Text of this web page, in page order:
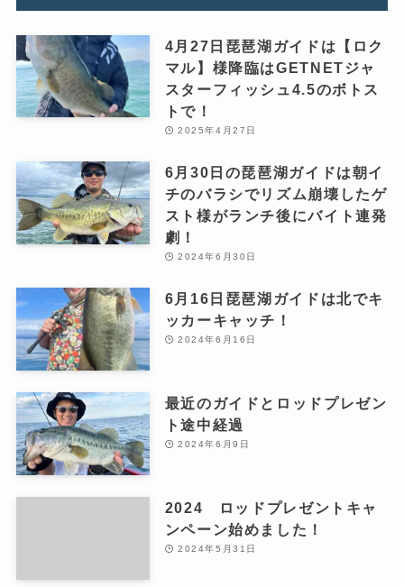
4月27日琵琶湖ガイドは【ロク
マル】様降臨はGETNETジャ
スターフィッシュ4.5のボトス
トで！
2025年4月27日
6月30日の琵琶湖ガイドは朝イ
チのバラシでリズム崩壊したゲ
スト様がランチ後にバイト連発
劇！
2024年6月30日
6月16日琵琶湖ガイドは北でキ
ッカーキャッチ！
2024年6月16日
最近のガイドとロッドプレゼン
ト途中経過
2024年6月9日
2024 ロッドプレゼントキャ
ンペーン始めました！
2024年5月31日